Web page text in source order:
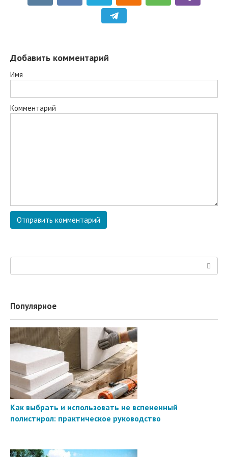
Добавить комментарий
Имя
Комментарий
Поиск:
Популярное
Как выбрать и использовать не вспененный
полистирол: практическое руководство